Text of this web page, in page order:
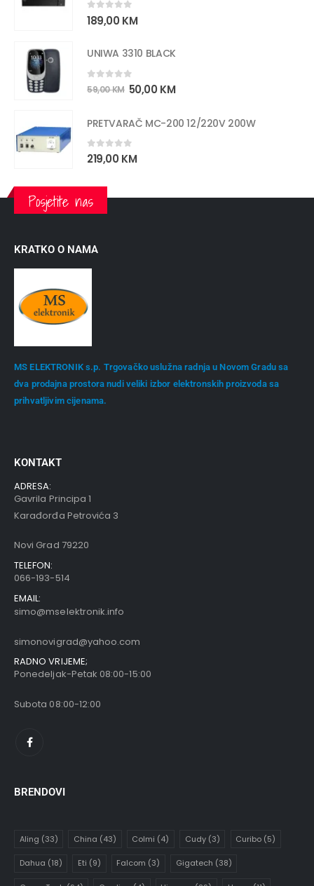
0out of 5
189,00 KM
UNIWA 3310 BLACK
0 out of 5
59,00KM 50,00 KM
PRETVARAČ MC-200 12/220V 200W
0out of 5
219,00 KM
Posjetite nas
KRATKO O NAMA
MS ELEKTRONIK s.p. Trgovačko uslužna radnja u Novom Gradu sa
dva prodajna prostora nudi veliki izbor elektronskih proizvoda sa
prihvatljivim cijenama.
KONTAKT
ADRESA:
Gavrila Principa 1
Karađorđa Petrovića 3
Novi Grad 79220
TELEFON:
066-193-514
EMAIL:
simo@mselektronik.info
simonovigrad@yahoo.com
RADNO VRIJEME;
Ponedeljak-Petak 08:00-15:00
Subota 08:00-12:00
BRENDOVI
Aling (33) China (43) Colmi (4) Cudy(3) Curibo (5)
Dahua (18) Eti (9) Falcom (3) Gigatech (38)